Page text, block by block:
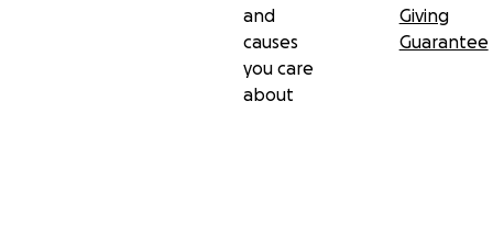
and
causes
you care
about
Giving
Guarantee